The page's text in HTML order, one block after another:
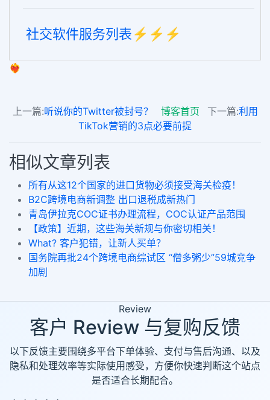
社交软件服务列表⚡️⚡️⚡️
❤️‍🔥
上一篇:听说你的Twitter被封号？ 博客首页 下一篇:利用
TikTok营销的3点必要前提
相似文章列表
所有从这12个国家的进口货物必须接受海关检疫！
B2C跨境电商新调整 出口退税成新热门
青岛伊拉克COC证书办理流程，COC认证产品范围
【政策】近期，这些海关新规与你密切相关！
What? 客户犯错，让新人买单？
国务院再批24个跨境电商综试区 “僧多粥少”59城竞争
加剧
Review
客户 Review 与复购反馈
以下反馈主要围绕多平台下单体验、支付与售后沟通、以及
隐私和处理效率等实际使用感受，方便你快速判断这个站点
是否适合长期配合。